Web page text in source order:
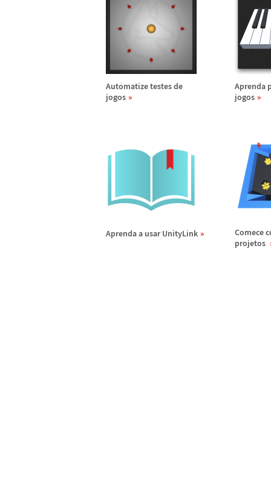
Automatize testes de
jogos
Aprenda
jogos
Aprenda a usar UnityLink
Comece
projetos